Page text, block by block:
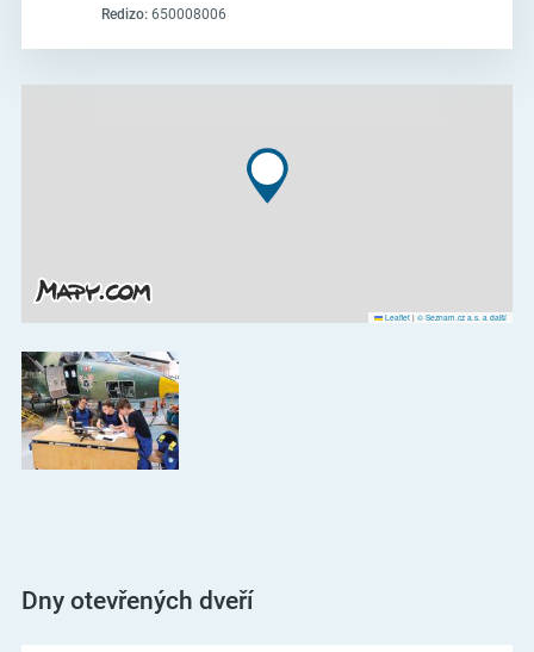
Redizo:650008006
Leaflet | © Seznam.cz a.s. a další
Dny otevřených dveří